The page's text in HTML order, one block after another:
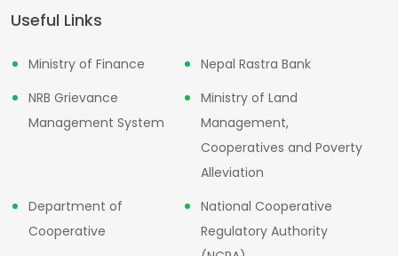
Useful Links
Ministry of Finance
Nepal Rastra Bank
NRB Grievance
Management System
Ministry of Land
Management,
Cooperatives and Poverty
Alleviation
Department of
Cooperative
National Cooperative
Regulatory Authority